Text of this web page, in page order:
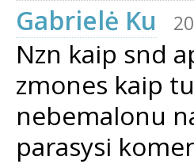
Gabrielė Ku
Nzn kaip snd
zmones kaip
nebemalonu
parasysi